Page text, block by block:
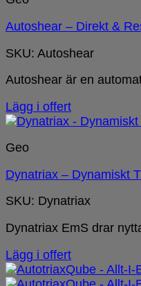
Autoshear – Direkt &
SKU: Autoshear
Autoshear är en
Lägg i offert
Geo
Dynatriax – Dynamiskt
SKU: Dynatriax
Dynatriax EmS drar
Lägg i offert